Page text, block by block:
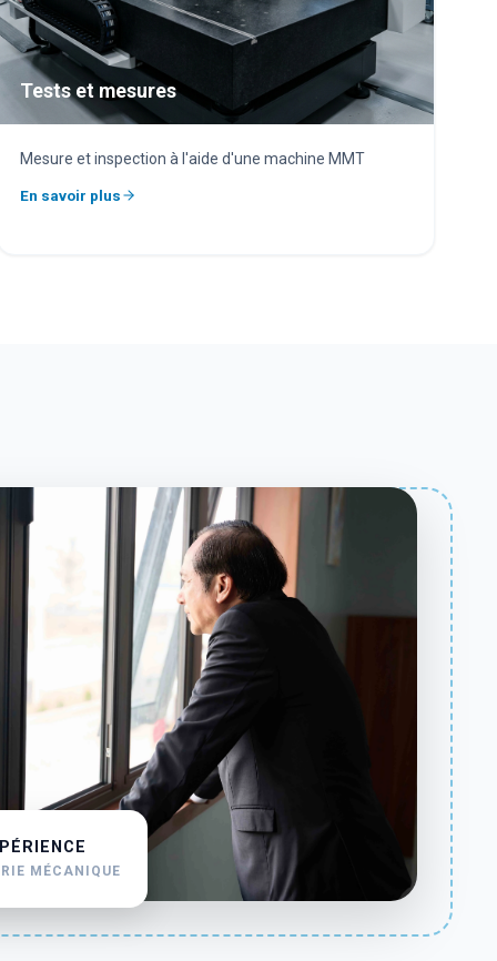
Tests et mesures
Mesure et inspection à l'aide d'une machine MMT
En savoir plus
MÉCANIQUE